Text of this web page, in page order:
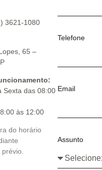
3621-1080
65 –
Sexta das 08:00
às 12:00
do horário
prévio.
Telefone
Email
Assunto